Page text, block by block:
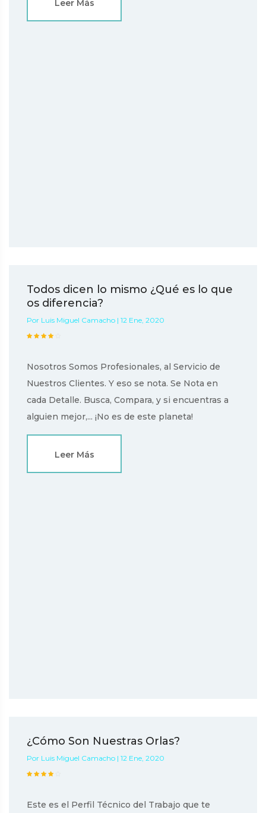
Leer Más
Todos dicen lo mismo ¿Qué es lo que
os diferencia?
Por Luis Miguel Camacho | 12 Ene, 2020
Nosotros Somos Profesionales, al Servicio de
Nuestros Clientes. Y eso se nota. Se Nota en
cada Detalle. Busca, Compara, y si encuentras a
alguien mejor,... ¡No es de este planeta!
Leer Más
¿Cómo Son Nuestras Orlas?
Por Luis Miguel Camacho | 12 Ene, 2020
Este es el Perfil Técnico del Trabajo que te